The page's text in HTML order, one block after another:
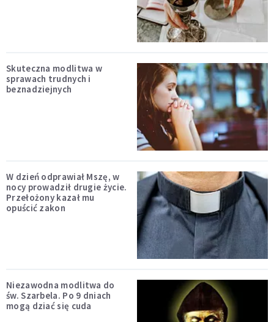
Skuteczna modlitwa w
sprawach trudnych i
beznadziejnych
W dzień odprawiał Mszę, w
nocy prowadził drugie życie.
Przełożony kazał mu
opuścić zakon
Niezawodna modlitwa do
św. Szarbela. Po 9 dniach
mogą dziać się cuda